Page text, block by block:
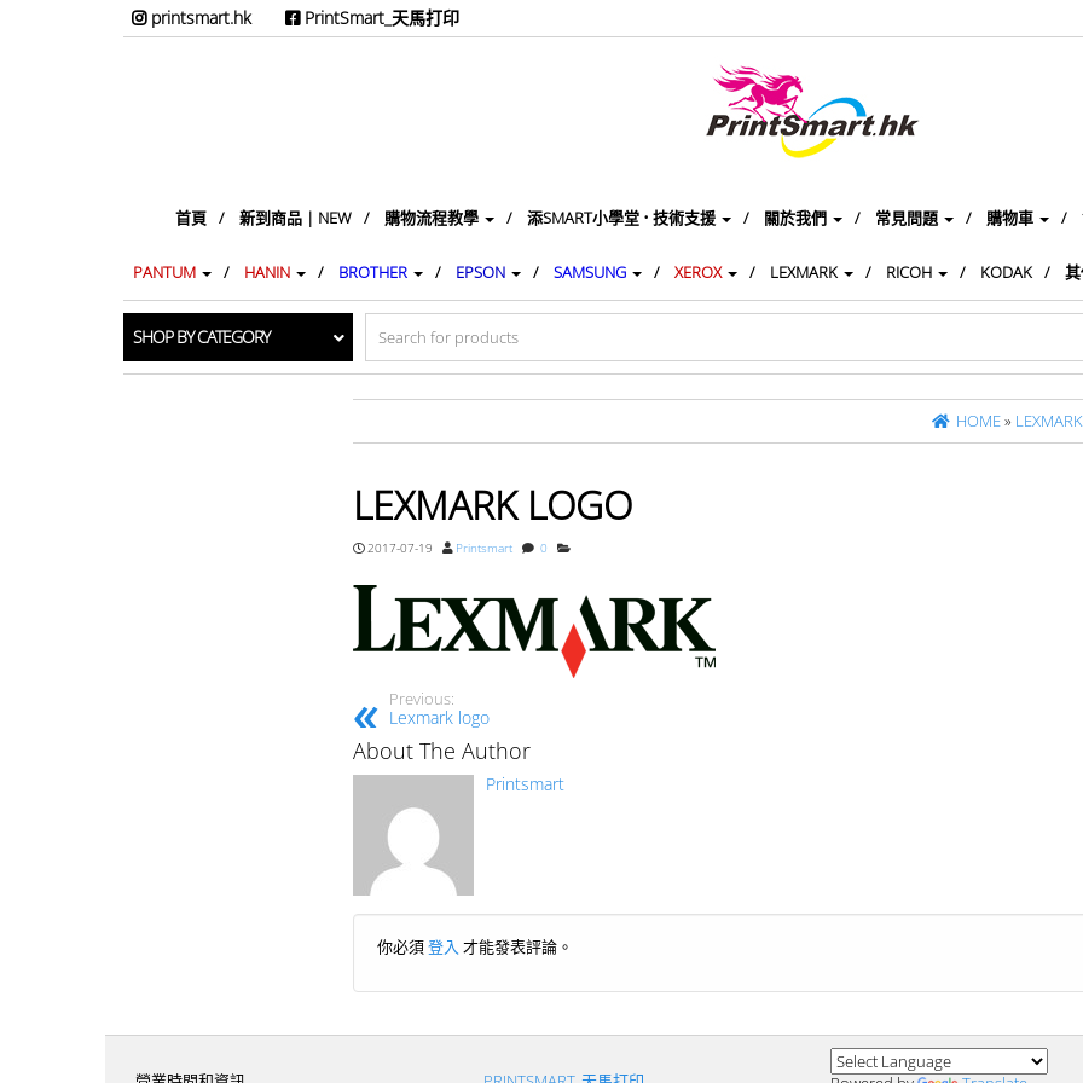
printsmart.hk PrintSmart_天馬打印
首頁 新到商品 | NEW 購物流程教學 添SMART小學堂 • 技術支援 關於我們 常見問題 購物車
PANTUM HANIN BROTHER EPSON SAMSUNG XEROX LEXMARK RICOH KODAK
SHOP BY CATEGORY
Search
for:
HOME»
LEXMARK LOGO
2017-07-19 Printsmart 0
Previous:
Lexmark logo
About The Author
Printsmart
你必須登入 才能發表評論。